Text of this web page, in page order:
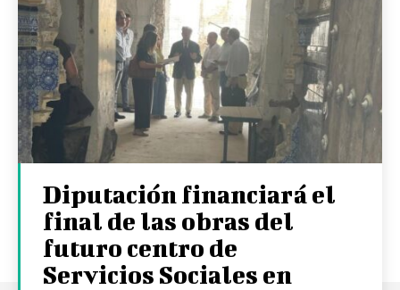
Diputación financiará el
final de las obras del
futuro centro de
Servicios Sociales en